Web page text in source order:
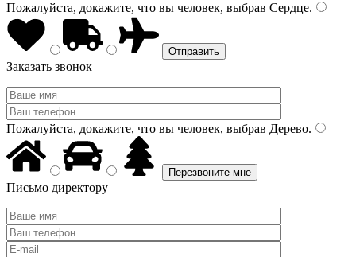
Пожалуйста, докажите, что вы человек, выбрав Сердце.
Заказать звонок
Пожалуйста, докажите, что вы человек, выбрав Дерево.
Письмо директору